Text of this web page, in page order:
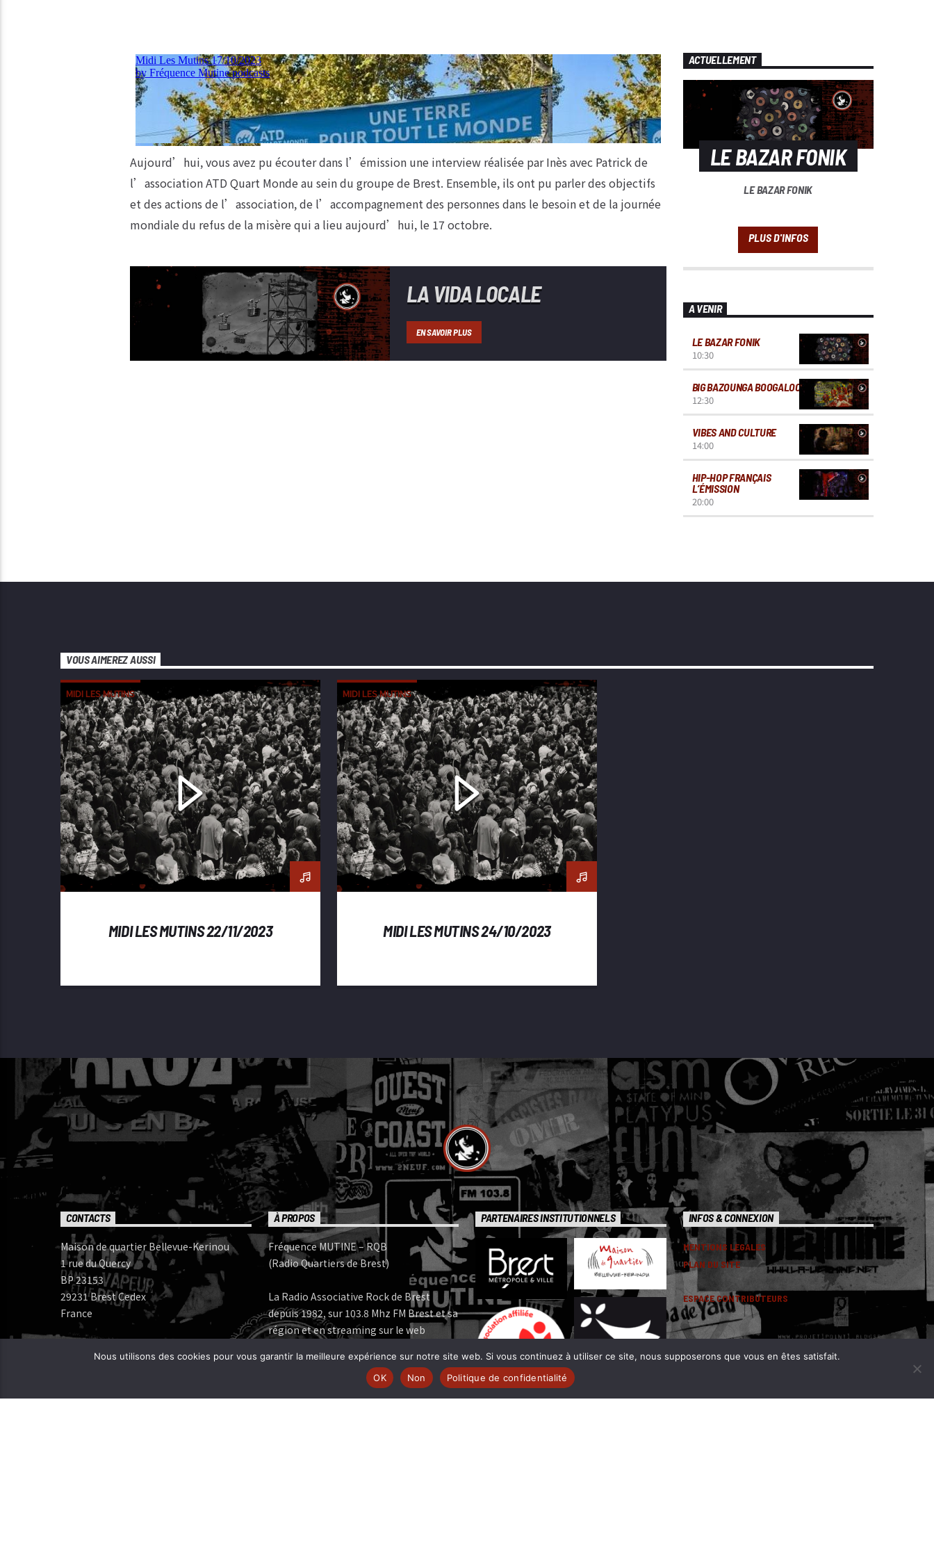
Aujourd’hui, vous avez pu écouter dans l’émission une interview réalisée par Inès avec Patrick de
l’association ATD Quart Monde au sein du groupe de Brest. Ensemble, ils ont pu parler des objectifs
et des actions de l’association, de l’accompagnement des personnes dans le besoin et de la journée
mondiale du refus de la misère qui a lieu aujourd’hui, le 17 octobre.
LA VIDA LOCALE
EN SAVOIR PLUS
ACTUELLEMENT
LE BAZAR FONIK
LE BAZAR FONIK
A VENIR
LE BAZAR FONIK
10:30
BIG BAZOUNGA BOOGALOO
12:30
VIBES AND CULTURE
14:00
HIP-HOP FRANÇAIS
L’ÉMISSION
20:00
VOUS AIMEREZ AUSSI
MIDI LES MUTINS
MIDI LES MUTINS 22/11/2023
MIDI LES MUTINS
MIDI LES MUTINS 24/10/2023
CONTACTS
Maison de quartier Bellevue-Kerinou
1 rue du Quercy
BP 23153
29231 Brest Cedex
France
Bureau: 02 98 05 07 96
Mail:
À PROPOS
Fréquence MUTINE – RQB
(Radio Quartiers de Brest)
La Radio Associative Rock de Brest
depuis 1982, sur 103.8 Mhz FM Brest et sa
région et en streaming sur le web
Fréquence MUTINE est membre:
FERAROCK | www.ferarock.org |
CORLAB | www.corlab.org|
PARTENAIRES INSTITUTIONNELS INFOS & CONNEXION
MENTIONS LEGALES
PLAN DU SITE
ESPACE CONTRIBUTEURS
Nous utilisons des cookies pour vous garantir la meilleure expérience sur notre site web. Si vous continuez à utiliser ce site, nous supposerons que vous en êtes satisfait.
OK
Non Politique de confidentialité